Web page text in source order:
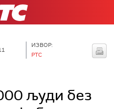
ИЗВОР:
РТС
људи без